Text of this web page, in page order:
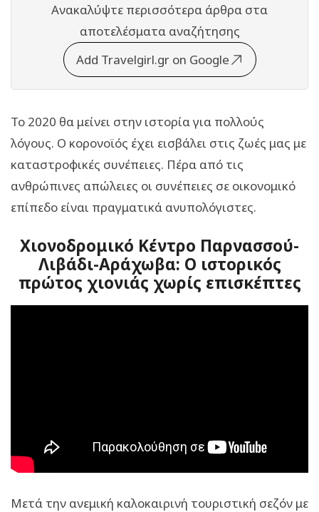
Ανακαλύψτε περισσότερα άρθρα στα
αποτελέσματα αναζήτησης
Add Travelgirl.gr on Google
Το 2020 θα μείνει στην ιστορία για πολλούς
λόγους. Ο κορονοϊός έχει εισβάλει στις ζωές μας με
καταστροφικές συνέπειες. Πέρα από τις
ανθρώπινες απώλειες οι συνέπειες σε οικονομικό
επίπεδο είναι πραγματικά ανυπολόγιστες.
Χιονοδρομικό Κέντρο Παρνασσού-
Λιβάδι-Αράχωβα: Ο ιστορικός
πρώτος χιονιάς χωρίς επισκέπτες
Μετά την ανεμική καλοκαιρινή τουριστική σεζόν με